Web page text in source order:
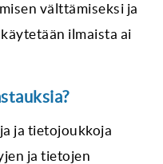
välttämiseksi ja
ilmaista ai
ja tietojoukkoja
ja tietojen